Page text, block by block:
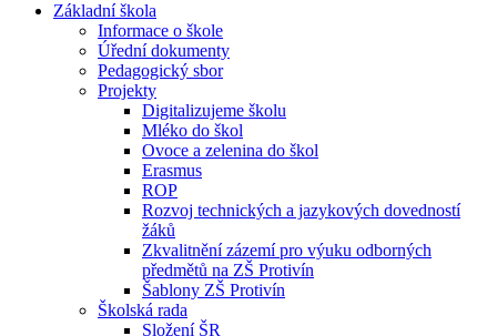
Základní škola
Informace o škole
Úřední dokumenty
Pedagogický sbor
Projekty
Digitalizujeme školu
Mléko do škol
Ovoce a zelenina do škol
Erasmus
ROP
Rozvoj technických a jazykových dovedností
žáků
Zkvalitnění zázemí pro výuku odborných
předmětů na ZŠ Protivín
Šablony ZŠ Protivín
Školská rada
Složení ŠR